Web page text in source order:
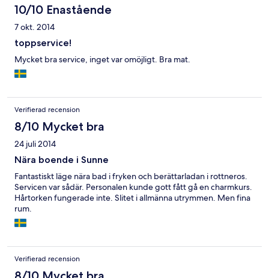
10/10 Enastående
7 okt. 2014
toppservice!
Mycket bra service, inget var omöjligt. Bra mat.
Verifierad recension
8/10 Mycket bra
24 juli 2014
Nära boende i Sunne
Fantastiskt läge nära bad i fryken och berättarladan i rottneros.
Servicen var sådär. Personalen kunde gott fått gå en charmkurs.
Hårtorken fungerade inte. Slitet i allmänna utrymmen. Men fina
rum.
Verifierad recension